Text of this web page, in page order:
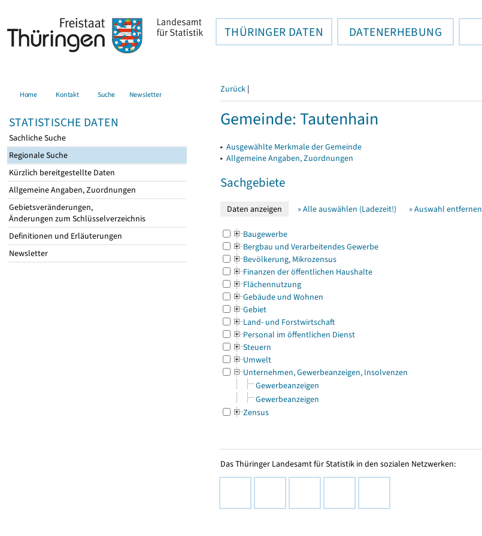
THÜRINGER DATEN DATENERHEBUNG
Home Kontakt Suche Newsletter
STATISTISCHE DATEN
Sachliche Suche
Regionale Suche
Kürzlich bereitgestellte Daten
Allgemeine Angaben, Zuordnungen
Gebietsveränderungen,
Änderungen zum Schlüsselverzeichnis
Definitionen und Erläuterungen
Newsletter
Zurück |
Gemeinde: Tautenhain
▸ Ausgewählte Merkmale der Gemeinde
▸ Allgemeine Angaben, Zuordnungen
Sachgebiete
» Alle auswählen (Ladezeit!) » Auswahl entfernen
Baugewerbe
Bergbau und Verarbeitendes Gewerbe
Bevölkerung, Mikrozensus
Finanzen der öffentlichen Haushalte
Flächennutzung
Gebäude und Wohnen
Gebiet
Land- und Forstwirtschaft
Personal im öffentlichen Dienst
Steuern
Umwelt
Unternehmen, Gewerbeanzeigen, Insolvenzen
Gewerbeanzeigen
Gewerbeanzeigen
Zensus
Das Thüringer Landesamt für Statistik in den sozialen Netzwerken: